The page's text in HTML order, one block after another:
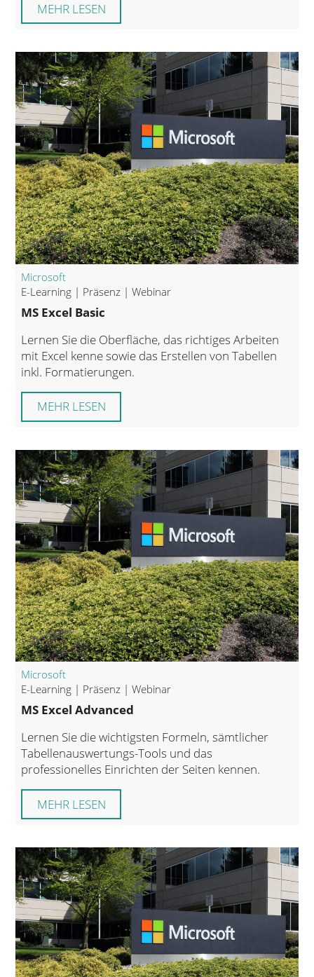
MEHR LESEN
Microsoft
E-Learning | Präsenz | Webinar
MS Excel Basic
Lernen Sie die Oberfläche, das richtiges Arbeiten
mit Excel kenne sowie das Erstellen von Tabellen
inkl. Formatierungen.
MEHR LESEN
Microsoft
E-Learning | Präsenz | Webinar
MS Excel Advanced
Lernen Sie die wichtigsten Formeln, sämtlicher
Tabellenauswertungs-Tools und das
professionelles Einrichten der Seiten kennen.
MEHR LESEN